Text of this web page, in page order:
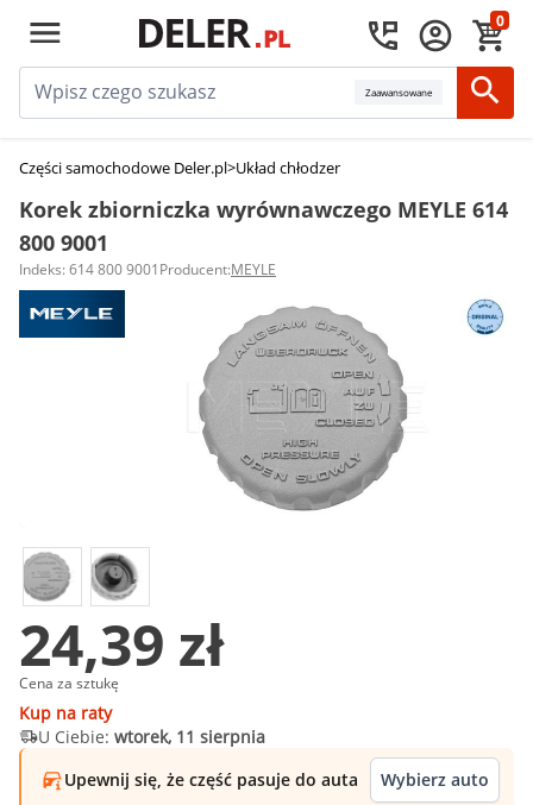
0
Zaawansowane
Części samochodowe Deler.pl>Układ chłodzenia silnika
Korek zbiorniczka wyrównawczego MEYLE 614
800 9001
Indeks: 614 800 9001Producent:MEYLE
24,39 zł
Cena za sztukę
Kup na raty
U Ciebie: wtorek, 11 sierpnia
Upewnij się, że część pasuje do auta
Wybierz auto